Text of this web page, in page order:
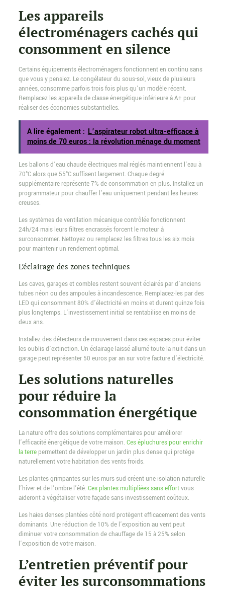
Les appareils
électroménagers cachés qui
consomment en silence
Certains équipements électroménagers fonctionnent en continu sans
que vous y pensiez. Le congélateur du sous-sol, vieux de plusieurs
années, consomme parfois trois fois plus qu’un modèle récent.
Remplacez les appareils de classe énergétique inférieure à A+ pour
réaliser des économies substantielles.
A lire également : L’aspirateur robot ultra-efficace à
moins de 70 euros : la révolution ménage du moment
Les ballons d’eau chaude électriques mal réglés maintiennent l’eau à
70°C alors que 55°C suffisent largement. Chaque degré
supplémentaire représente 7% de consommation en plus. Installez un
programmateur pour chauffer l’eau uniquement pendant les heures
creuses.
Les systèmes de ventilation mécanique contrôlée fonctionnent
24h/24 mais leurs filtres encrassés forcent le moteur à
surconsommer. Nettoyez ou remplacez les filtres tous les six mois
pour maintenir un rendement optimal.
L’éclairage des zones techniques
Les caves, garages et combles restent souvent éclairés par d’anciens
tubes néon ou des ampoules à incandescence. Remplacez-les par des
LED qui consomment 80% d’électricité en moins et durent quinze fois
plus longtemps. L’investissement initial se rentabilise en moins de
deux ans.
Installez des détecteurs de mouvement dans ces espaces pour éviter
les oublis d’extinction. Un éclairage laissé allumé toute la nuit dans un
garage peut représenter 50 euros par an sur votre facture d’électricité.
Les solutions naturelles
pour réduire la
consommation énergétique
La nature offre des solutions complémentaires pour améliorer
l’efficacité énergétique de votre maison. Ces épluchures pour enrichir
la terrepermettent de développer un jardin plus dense qui protège
naturellement votre habitation des vents froids.
Les plantes grimpantes sur les murs sud créent une isolation naturelle
l’hiver et de l’ombre l’été. Ces plantes multipliées sans effortvous
aideront à végétaliser votre façade sans investissement coûteux.
Les haies denses plantées côté nord protègent efficacement des vents
dominants. Une réduction de 10% de l’exposition au vent peut
diminuer votre consommation de chauffage de 15 à 25% selon
l’exposition de votre maison.
L’entretien préventif pour
éviter les surconsommations